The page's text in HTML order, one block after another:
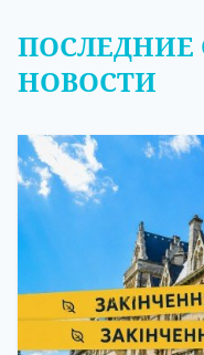
ПОСЛЕДНИЕ
НОВОСТИ